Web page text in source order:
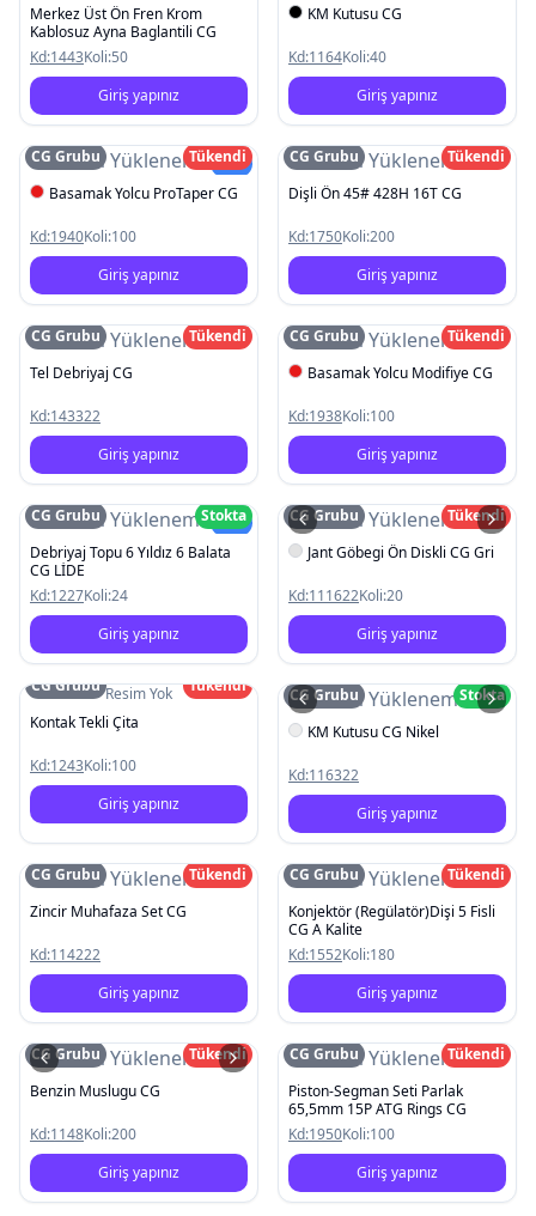
Merkez Üst Ön Fren Krom
Kablosuz Ayna Baglantili CG
Kd:1443Koli:50
Giriş yapınız
KM Kutusu CG
Kd:1164Koli:40
Giriş yapınız
Resim YüklenemediYeni
CG Grubu
Tükendi
Basamak Yolcu ProTaper CG
Kd:1940Koli:100
Giriş yapınız
Resim Yüklenemedi
CG Grubu
Tükendi
Dişli Ön 45# 428H 16T CG
Kd:1750Koli:200
Giriş yapınız
Resim Yüklenemedi
CG Grubu
Tükendi
Tel Debriyaj CG
Kd:143322
Giriş yapınız
Resim Yüklenemedi
CG Grubu
Tükendi
Basamak Yolcu Modifiye CG
Kd:1938Koli:100
Giriş yapınız
Resim YüklenemediYeni
CG Grubu
Stokta
Debriyaj Topu 6 Yıldız 6 Balata
CG LİDE
Kd:1227Koli:24
Giriş yapınız
Resim Yüklenemedi
CG Grubu
Tükendi
Jant Göbegi Ön Diskli CG Gri
Kd:111622Koli:20
Giriş yapınız
Resim Yok
CG Grubu
Tükendi
Kontak Tekli Çita
Kd:1243Koli:100
Giriş yapınız
Resim Yüklenemedi
CG Grubu
Stokta
KM Kutusu CG Nikel
Kd:116322
Giriş yapınız
Resim Yüklenemedi
CG Grubu
Tükendi
Zincir Muhafaza Set CG
Kd:114222
Giriş yapınız
Resim Yüklenemedi
CG Grubu
Tükendi
Konjektör (Regülatör)Dişi 5 Fisli
CG A Kalite
Kd:1552Koli:180
Giriş yapınız
Resim Yüklenemedi
CG Grubu
Tükendi
Benzin Muslugu CG
Kd:1148Koli:200
Giriş yapınız
Resim Yüklenemedi
CG Grubu
Tükendi
Piston-Segman Seti Parlak
65,5mm 15P ATG Rings CG
Kd:1950Koli:100
Giriş yapınız